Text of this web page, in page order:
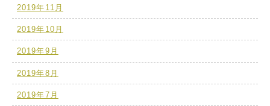
2019年11月
2019年10月
2019年9月
2019年8月
2019年7月